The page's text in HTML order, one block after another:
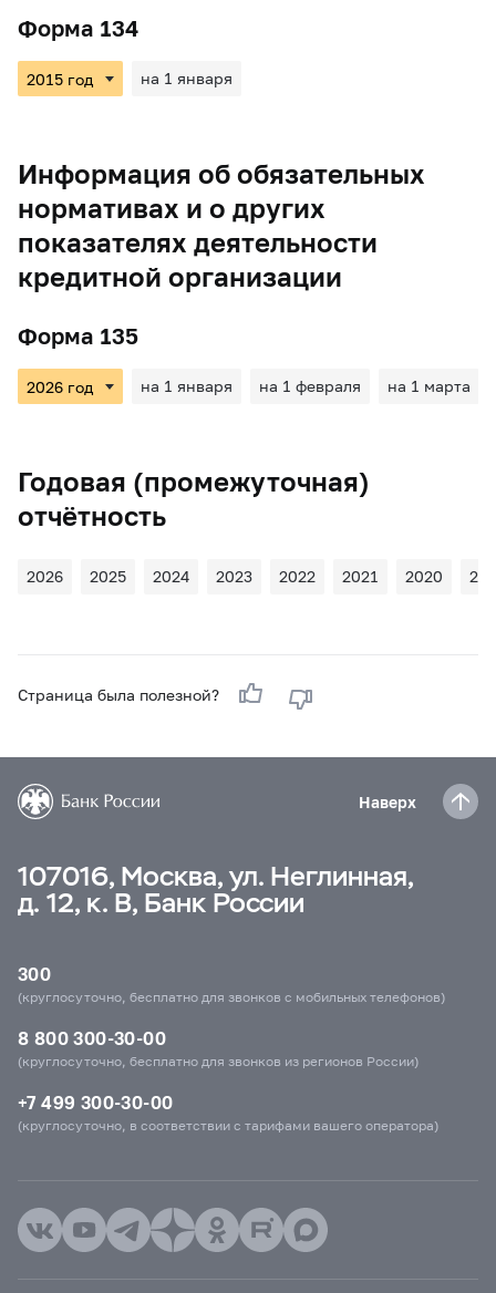
Форма 134
на 1 января
Информация об обязательных
нормативах и о других
показателях деятельности
кредитной организации
Форма 135
на 1 января на 1 февраля на 1 марта
Годовая (промежуточная)
отчётность
2026 2025 2024 2023 2022 2021 2020
Страница была полезной?
Наверх
107016, Москва, ул. Неглинная,
д. 12, к. В, Банк России
300
(круглосуточно, бесплатно для звонков с мобильных телефонов)
8 800 300-30-00
(круглосуточно, бесплатно для звонков из регионов России)
+7 499 300-30-00
(круглосуточно, в соответствии с тарифами вашего оператора)